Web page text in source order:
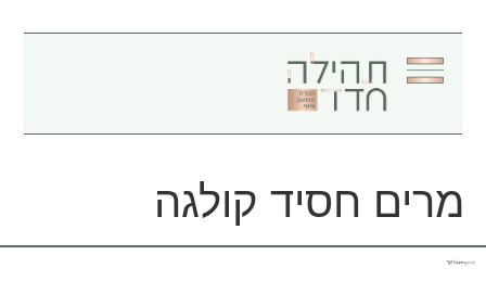
מרים חסיד קולגה